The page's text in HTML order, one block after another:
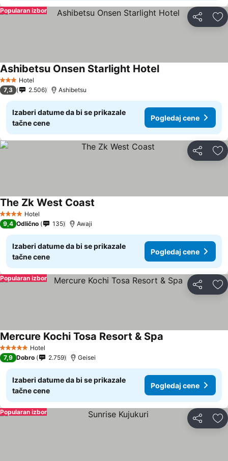
Deli
Popularan izbor
3 Zvezdice
Hotel
Ashibetsu Onsen Starlight Hotel
7,3 2.506 Ashibetsu
Izaberi datume da bi se prikazale
tačne cene
Pogledaj cene
Deli
4 ZvezdiceHotel
The Zk West Coast
9,4 Odlično 135 Awaji
Izaberi datume da bi se prikazale
tačne cene
Pogledaj cene
Deli
Popularan izbor
5 ZvezdiceHotel
Mercure Kochi Tosa Resort & Spa
7,9 Dobro 2.759 Geisei
Izaberi datume da bi se prikazale
tačne cene
Pogledaj cene
Deli
Popularan izbor